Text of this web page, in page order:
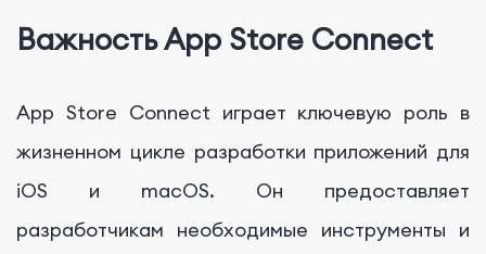
Важность App Store Connect
App Store Connect играет ключевую роль в
жизненном цикле разработки приложений для
iOS и macOS. Он предоставляет
разработчикам необходимые инструменты и